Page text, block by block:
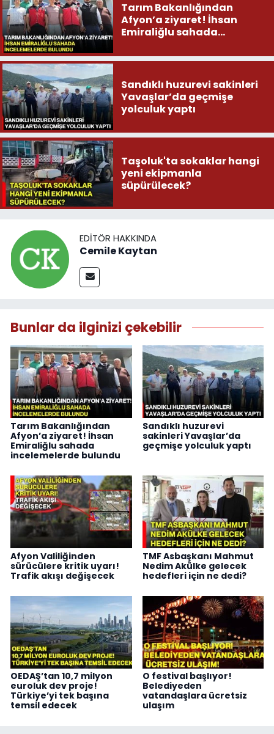
Tarım Bakanlığından
Afyon’a ziyaret! İhsan
Emiraliğlu sahada
Sandıklı huzurevi sakinleri
Yavaşlar’da geçmişe
yolculuk yaptı
Taşoluk'ta sokaklar hangi
yeni ekipmanla
süpürülecek?
EDITÖR HAKKINDA
Cemile Kaytan
Bunlar da ilginizi çekebilir
Tarım Bakanlığından
Afyon’a ziyaret! İhsan
Emiraliğlu sahada
incelemelerde bulundu
Sandıklı huzurevi
sakinleri Yavaşlar’da
geçmişe yolculuk yaptı
Afyon Valiliğinden
sürücülere kritik uyarı!
Trafik akışı değişecek
TMF Asbaşkanı Mahmut
Nedim Akülke gelecek
hedefleri için ne dedi?
OEDAŞ’tan 10,7 milyon
euroluk dev proje!
Türkiye’yi tek başına
temsil edecek
O festival başlıyor!
Belediyeden
vatandaşlara ücretsiz
ulaşım